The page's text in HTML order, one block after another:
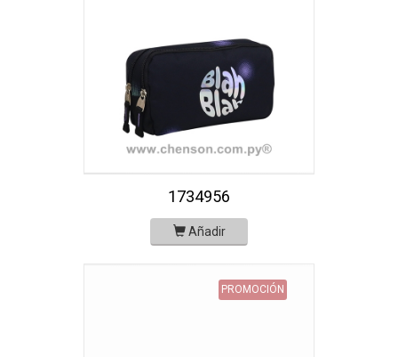
1734956
Añadir
PROMOCIÓN